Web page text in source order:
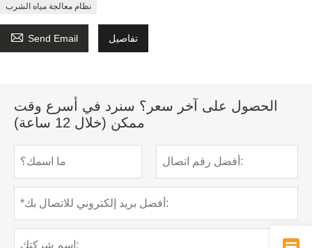
نظام معالجة مياه الشرب
 Send Email تفاصيل
الحصول على آخر سعر؟ سنرد في أسرع وقت
ممكن (خلال 12 ساعة)